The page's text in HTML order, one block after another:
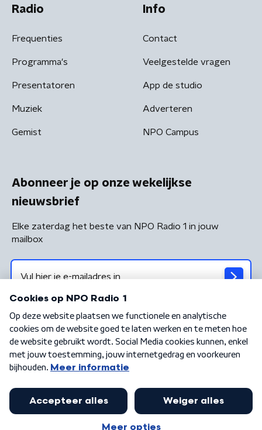
Radio
Frequenties
Programma's
Presentatoren
Muziek
Gemist
Info
Contact
Veelgestelde vragen
App de studio
Adverteren
NPO Campus
Abonneer je op onze wekelijkse
nieuwsbrief
Elke zaterdag het beste van NPO Radio 1 in jouw
mailbox
Algemene voorwaarden